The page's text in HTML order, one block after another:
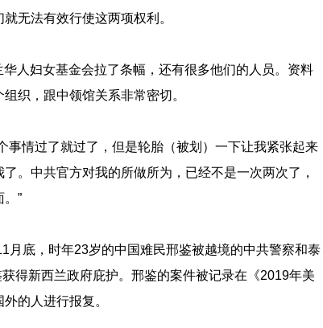
无法有效行使这两项权利。
人妇女基金会拉了条幅，还有很多他们的人员。资料
织，跟中领馆关系非常密切。
事情过了就过了，但是轮胎（被划）一下让我紧张起来
。中共官方对我的所做所为，已经不是一次两次了，
”
月底，时年23岁的中国难民邢鉴被越境的中共警察和泰
得新西兰政府庇护。邢鉴的案件被记录在《2019年美
的人进行报复。